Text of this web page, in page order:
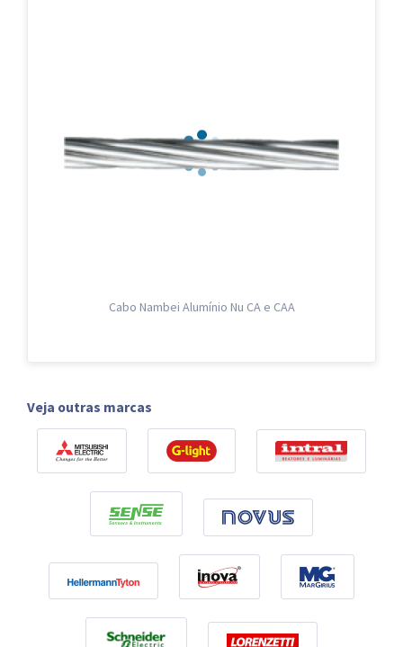
Cabo Nambei Alumínio Nu CA e CAA
Veja outras marcas